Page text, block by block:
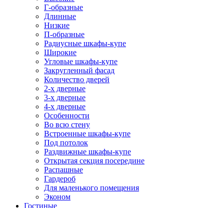
Г-образные
Длинные
Низкие
П-образные
Радиусные шкафы-купе
Широкие
Угловые шкафы-купе
Закругленный фасад
Количество дверей
2-х дверные
3-х дверные
4-х дверные
Особенности
Во всю стену
Встроенные шкафы-купе
Под потолок
Раздвижные шкафы-купе
Открытая секция посередине
Распашные
Гардероб
Для маленького помещения
Эконом
Гостиные